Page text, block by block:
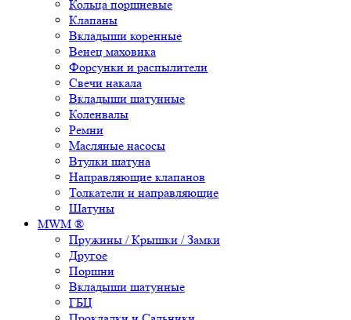
Кольца поршневые
Клапаны
Вкладыши коренные
Венец маховика
Форсунки и распылители
Свечи накала
Вкладыши шатунные
Коленвалы
Ремни
Масляные насосы
Втулки шатуна
Направляющие клапанов
Толкатели и направляющие
Шатуны
MWM ®
Пружины / Крышки / Замки
Другое
Поршни
Вкладыши шатунные
ГБЦ